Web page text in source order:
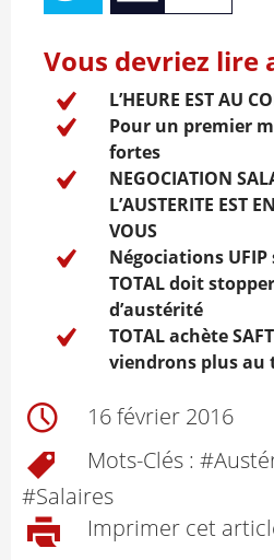
Vous devriez lire
L’HEURE EST AU
Pour un premier
fortes
NEGOCIATION
L’AUSTERITE EST
VOUS
Négociations
TOTAL doit
d’austérité
TOTAL achète
viendrons plus
16 février 2016
Mots-Clés : #
#Salaires
Imprimer cet